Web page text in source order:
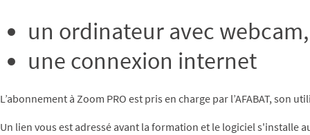
un ordinateur avec
une connexion internet
L’abonnement à Zoom PRO est pris en charge par l’AFABAT, son
Un lien vous est adressé avant la formation et le logiciel